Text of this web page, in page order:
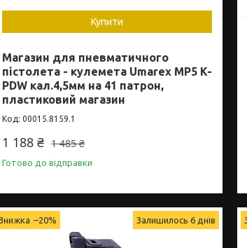
Купити
Магазин для пневматичного
пістолета - кулемета Umarex MP5 K-
PDW кал.4,5мм на 41 патрон,
пластиковий магазин
00015.8159.1
1 485 ₴
1 188 ₴
Готово до відправки
–20% Залишилось 6 днів